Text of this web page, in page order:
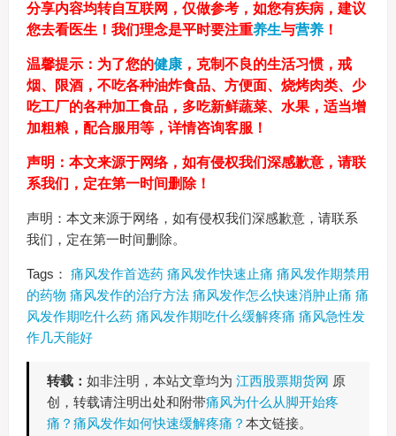
分享内容均转自互联网，仅做参考，如您有疾病，建议
您去看医生！我们理念是平时要注重养生与营养！
温馨提示：为了您的健康，克制不良的生活习惯，戒
烟、限酒，不吃各种油炸食品、方便面、烧烤肉类、少
吃工厂的各种加工食品，多吃新鲜蔬菜、水果，适当增
加粗粮，配合服用等，详情咨询客服！
声明：本文来源于网络，如有侵权我们深感歉意，请联
系我们，定在第一时间删除！
声明：本文来源于网络，如有侵权我们深感歉意，请联系
我们，定在第一时间删除。
Tags： 痛风发作首选药 痛风发作快速止痛 痛风发作期禁用
的药物 痛风发作的治疗方法 痛风发作怎么快速消肿止痛 痛
风发作期吃什么药 痛风发作期吃什么缓解疼痛 痛风急性发
作几天能好
转载： 如非注明，本站文章均为 江西股票期货网 原
创，转载请注明出处和附带痛风为什么从脚开始疼
痛？痛风发作如何快速缓解疼痛？ 本文链接。